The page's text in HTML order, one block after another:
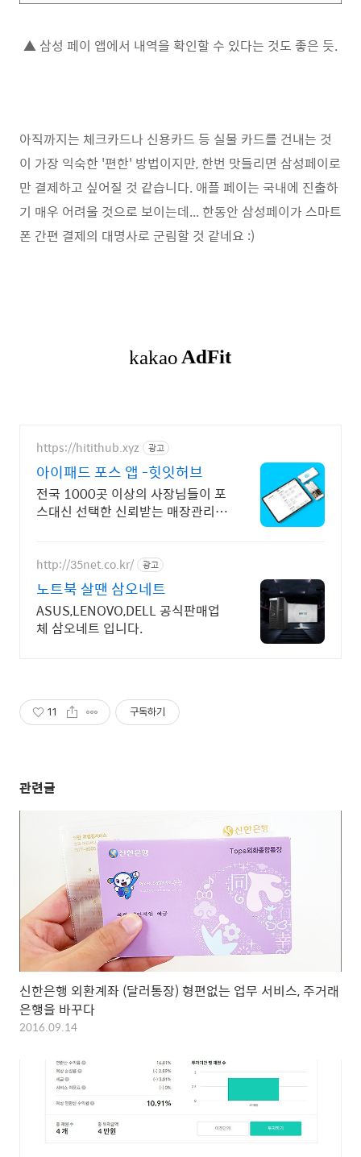
▲ 삼성 페이 앱에서 내역을 확인할 수 있다는 것도 좋은 듯.
아직까지는 체크카드나 신용카드 등 실물 카드를 건내는 것
이 가장 익숙한 '편한' 방법이지만, 한번 맛들리면 삼성페이로
만 결제하고 싶어질 것 같습니다. 애플 페이는 국내에 진출하
기 매우 어려울 것으로 보이는데... 한동안 삼성페이가 스마트
폰 간편 결제의 대명사로 군림할 것 같네요 :)
https://hitithub.xyz 광고
아이패드 포스 앱 -힛잇허브
전국 1000곳 이상의 사장님들이 포
스대신 선택한 신뢰받는 매장관리
http://35net.co.kr/ 광고
노트북 살땐 삼오네트
ASUS,LENOVO,DELL 공식판매업
체 삼오네트 입니다.
11 구독하기
관련글
신한은행 외환계좌 (달러통장) 형편없는 업무 서비스, 주거래
은행을 바꾸다
2016.09.14